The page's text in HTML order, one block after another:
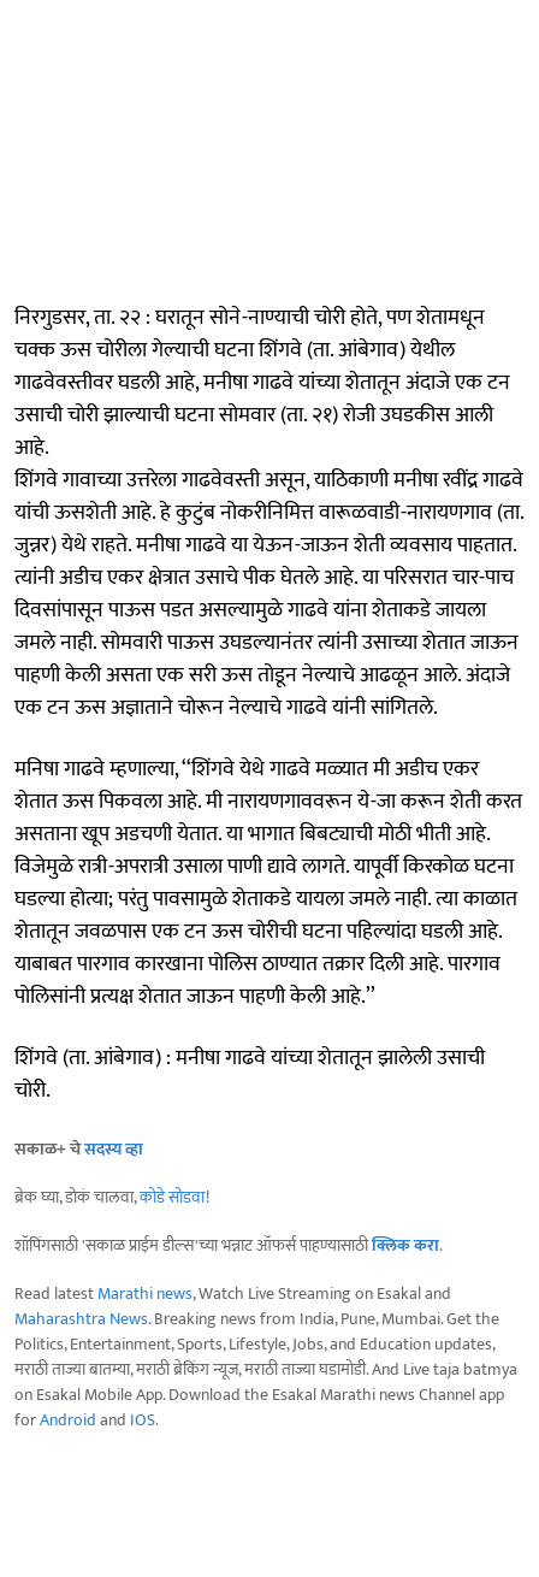
निरगुडसर, ता. २२ : घरातून सोने-नाण्याची चोरी होते, पण शेतामधून
चक्क ऊस चोरीला गेल्याची घटना शिंगवे (ता. आंबेगाव) येथील
गाढवेवस्तीवर घडली आहे, मनीषा गाढवे यांच्या शेतातून अंदाजे एक टन
उसाची चोरी झाल्याची घटना सोमवार (ता. २१) रोजी उघडकीस आली
आहे.
शिंगवे गावाच्या उत्तरेला गाढवेवस्ती असून, याठिकाणी मनीषा रवींद्र गाढवे
यांची ऊसशेती आहे. हे कुटुंब नोकरीनिमित्त वारूळवाडी-नारायणगाव (ता.
जुन्नर) येथे राहते. मनीषा गाढवे या येऊन-जाऊन शेती व्यवसाय पाहतात.
त्यांनी अडीच एकर क्षेत्रात उसाचे पीक घेतले आहे. या परिसरात चार-पाच
दिवसांपासून पाऊस पडत असल्यामुळे गाढवे यांना शेताकडे जायला
जमले नाही. सोमवारी पाऊस उघडल्यानंतर त्यांनी उसाच्या शेतात जाऊन
पाहणी केली असता एक सरी ऊस तोडून नेल्याचे आढळून आले. अंदाजे
एक टन ऊस अज्ञाताने चोरून नेल्याचे गाढवे यांनी सांगितले.
मनिषा गाढवे म्हणाल्या, ‘‘शिंगवे येथे गाढवे मळ्यात मी अडीच एकर
शेतात ऊस पिकवला आहे. मी नारायणगाववरून ये-जा करून शेती करत
असताना खूप अडचणी येतात. या भागात बिबट्याची मोठी भीती आहे.
विजेमुळे रात्री-अपरात्री उसाला पाणी द्यावे लागते. यापूर्वी किरकोळ घटना
घडल्या होत्या; परंतु पावसामुळे शेताकडे यायला जमले नाही. त्या काळात
शेतातून जवळपास एक टन ऊस चोरीची घटना पहिल्यांदा घडली आहे.
याबाबत पारगाव कारखाना पोलिस ठाण्यात तक्रार दिली आहे. पारगाव
पोलिसांनी प्रत्यक्ष शेतात जाऊन पाहणी केली आहे.’’
शिंगवे (ता. आंबेगाव) : मनीषा गाढवे यांच्या शेतातून झालेली उसाची
चोरी.
सकाळ+ चेसदस्य व्हा
ब्रेक घ्या, डोकं चालवा,कोडे सोडवा!
शॉपिंगसाठी 'सकाळ प्राईम डील्स'च्या भन्नाट ऑफर्स पाहण्यासाठीक्लिक करा.
Read latestMarathi news, Watch Live Streaming on Esakal and
Maharashtra News. Breaking news from India, Pune, Mumbai. Get the
Politics, Entertainment, Sports, Lifestyle, Jobs, and Education updates,
मराठी ताज्या बातम्या, मराठी ब्रेकिंग न्यूज, मराठी ताज्या घडामोडी. And Live taja batmya
on Esakal Mobile App. Download the Esakal Marathi news Channel app
forAndroidand IOS.